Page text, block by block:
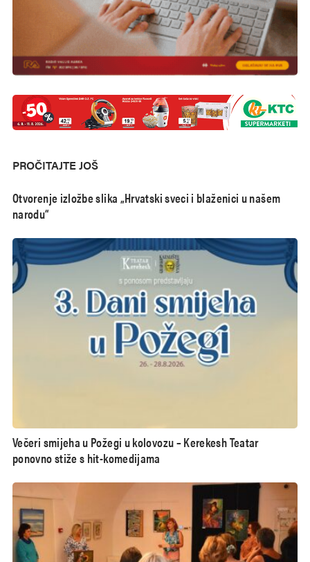
PROČITAJTE JOŠ
Otvorenje izložbe slika „Hrvatski sveci i blaženici u našem
narodu“
Večeri smijeha u Požegi u kolovozu – Kerekesh Teatar
ponovno stiže s hit-komedijama